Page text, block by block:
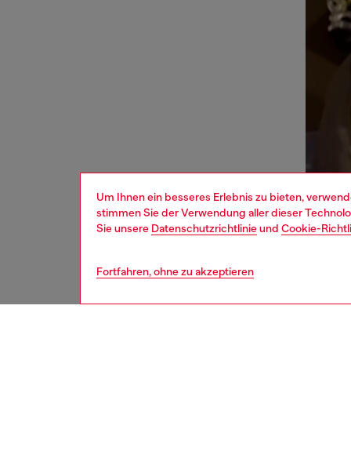
Um Ihnen ein besseres Erlebnis zu bieten,
stimmen Sie der Verwendung aller dieser
Sie unsere Datenschutzrichtlinieund Cookie-
Fortfahren, ohne zu akzeptieren